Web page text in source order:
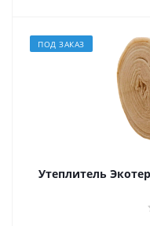
ПОД ЗАКАЗ
Утеплитель